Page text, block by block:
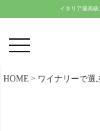
イタリア最高
HOME ワイナリーで選